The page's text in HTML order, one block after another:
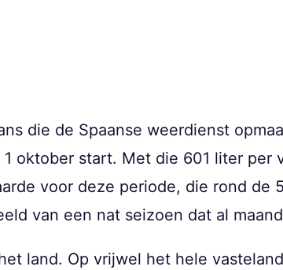
die de Spaanse weerdienst
oktober start. Met die 601 liter per
voor deze periode, die rond de
van een nat seizoen dat al
land. Op vrijwel het hele